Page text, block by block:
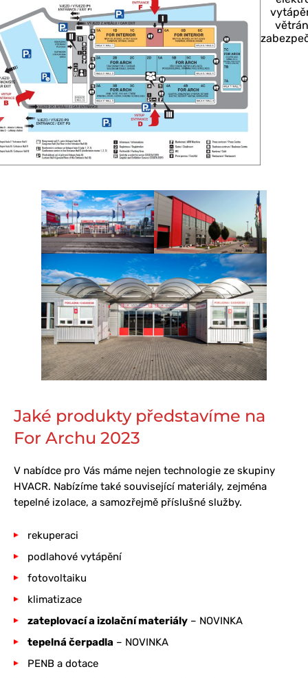
Jaké produkty představíme na
For Archu 2023
V nabídce pro Vás máme nejen technologie ze skupiny
HVACR. Nabízíme také související materiály, zejména
tepelné izolace, a samozřejmě příslušné služby.
rekuperaci
podlahové vytápění
fotovoltaiku
klimatizace
zateplovací a izolační materiály – NOVINKA
tepelná čerpadla – NOVINKA
PENB a dotace